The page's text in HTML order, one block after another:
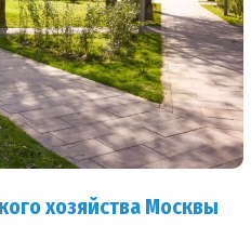
хозяйства Москвы